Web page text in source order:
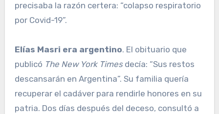
precisaba la razón certera: “colapso respiratorio
por Covid-19”.
Elías Masri era argentino. El obituario que
publicó The New York Timesdecía: “Sus restos
descansarán en Argentina”. Su familia quería
recuperar el cadáver para rendirle honores en su
patria. Dos días después del deceso, consultó a